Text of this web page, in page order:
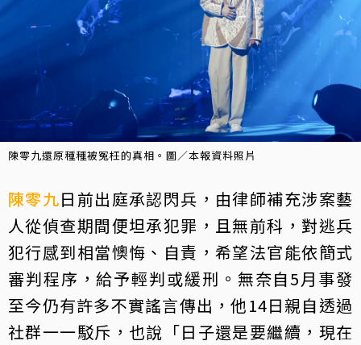
陳零九還原種種被冤枉的真相。圖／本報資料照片
陳零九日前出庭承認閃兵，由律師補充涉案藝
人從偵查期間便坦承犯罪，且無前科，對逃兵
犯行感到相當懊悔、自責，希望法官能依簡式
審判程序，給予輕判或緩刑。無奈自5月事發
至今仍有許多不實謠言傳出，他14日親自透過
社群一一駁斥，也說「日子還是要繼續，現在